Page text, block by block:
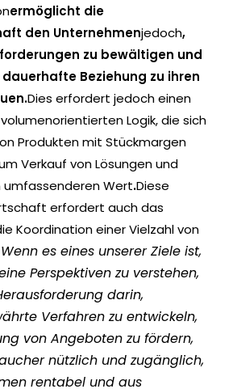
ermöglicht die
den Unternehmenjedoch,
zu bewältigen und
Beziehung zu ihren
Dies erfordert jedoch einen
Logik, die sich
Produkten mit Stückmargen
Verkauf von Lösungen und
Wert.Diese
erfordert auch das
Koordination einer Vielzahl von
es eines unserer Ziele ist,
Perspektiven zu verstehen,
darin,
Verfahren zu entwickeln,
von Angeboten zu fördern,
nützlich und zugänglich,
rentabel und aus